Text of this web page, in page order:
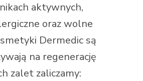
aktywnych,
oraz wolne
Dermedic są
na regenerację
zalet zaliczamy: